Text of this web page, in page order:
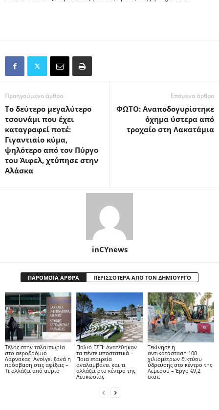
Προηγούμενο άρθρο
Το δεύτερο μεγαλύτερο
τσουνάμι που έχει
καταγραφεί ποτέ:
Γιγαντιαίο κύμα,
ψηλότερο από τον Πύργο
του Άιφελ, χτύπησε στην
Αλάσκα
Επόμενο άρθρο
ΦΩΤΟ: Αναποδογυρίστηκε
όχημα ύστερα από
τροχαίο στη Λακατάμια
inCYnews
ΠΑΡΟΜΟΙΑ ΑΡΘΡΑ ΠΕΡΙΣΣΟΤΕΡΑ ΑΠΟ ΤΟΝ ΔΗΜΙΟΥΡΓΟ
Tέλος στην ταλαιπωρία
στο αεροδρόμιο
Λάρνακας: Ανοίγει ξανά η
πρόσβαση στις αφίξεις –
Τι αλλάζει από αύριο
Παλιό ΓΣΠ: Ανατέθηκαν
τα πέντε υποστατικά –
Ποια εταιρεία
αναλαμβάνει και τι
αλλάζει στο κέντρο της
Λευκωσίας
Ξεκίνησε η
αντικατάσταση 100
χιλιομέτρων δικτύου
ύδρευσης στο κέντρο της
Λεμεσού – Έργο €9,2
εκατ.